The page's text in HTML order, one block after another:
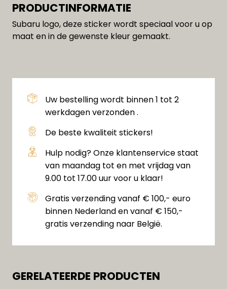
PRODUCTINFORMATIE
Subaru logo, deze sticker wordt speciaal voor u op
maat en in de gewenste kleur gemaakt.
Uw bestelling wordt binnen 1 tot 2
werkdagen verzonden .
De beste kwaliteit stickers!
Hulp nodig? Onze klantenservice staat
van maandag tot en met vrijdag van
9.00 tot 17.00 uur voor u klaar!
Gratis verzending vanaf € 100,- euro
binnen Nederland en vanaf € 150,-
gratis verzending naar België.
GERELATEERDE PRODUCTEN